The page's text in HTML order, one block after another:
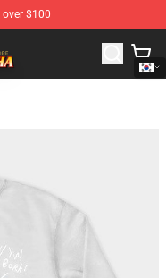
$100
Merchandise Shop